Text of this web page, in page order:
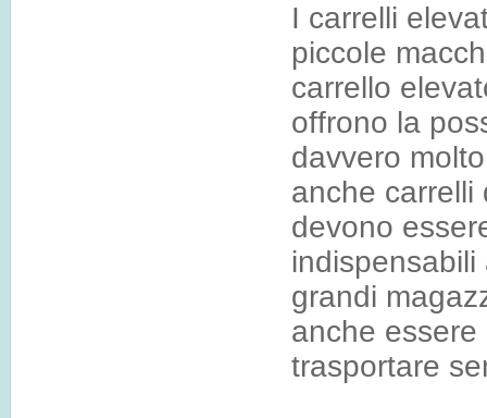
I carrelli
piccole
carrello
offrono la
davvero
anche carrelli
devono
grandi
anche
trasportare